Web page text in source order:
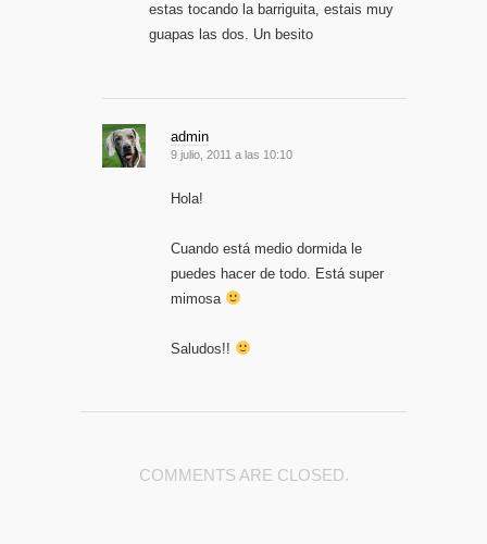
estas tocando la barriguita, estais muy
guapas las dos. Un besito
admin
9 julio, 2011 a las 10:10
Hola!
Cuando está medio dormida le
puedes hacer de todo. Está super
mimosa
Saludos!!
COMMENTS ARE CLOSED.